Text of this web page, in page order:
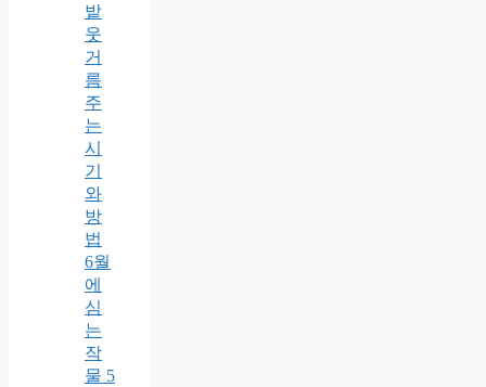
밭
웃
거
름
주
는
시
기
와
방
법
6월
에
심
는
작
물 5